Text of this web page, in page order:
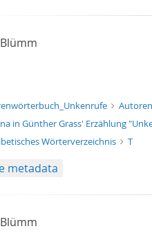
in Günther Grass' Erzählung
Wörterverzeichnis
T
metadata